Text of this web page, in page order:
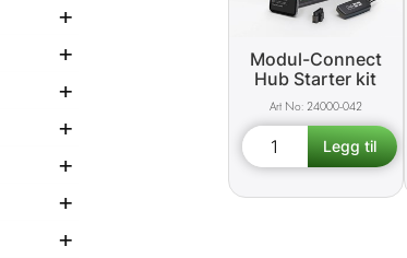
+
+
+
+
+
+
+
Modul-Connect
Hub Starter kit
24000-042